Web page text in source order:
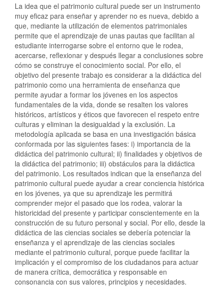
La idea que el patrimonio cultural puede ser un instrumento
muy eficaz para enseñar y aprender no es nueva, debido a
que, mediante la utilización de elementos patrimoniales
permite que el aprendizaje de unas pautas que facilitan al
estudiante interrogarse sobre el entorno que le rodea,
acercarse, reflexionar y después llegar a conclusiones sobre
cómo se construye el conocimiento social. Por ello, el
objetivo del presente trabajo es considerar a la didáctica del
patrimonio como una herramienta de enseñanza que
permite ayudar a formar los jóvenes en los aspectos
fundamentales de la vida, donde se resalten los valores
históricos, artísticos y éticos que favorecen el respeto entre
culturas y eliminan la desigualdad y la exclusión. La
metodología aplicada se basa en una investigación básica
conformada por las siguientes fases: i) importancia de la
didáctica del patrimonio cultural; ii) finalidades y objetivos de
la didáctica del patrimonio; iii) obstáculos para la didáctica
del patrimonio. Los resultados indican que la enseñanza del
patrimonio cultural puede ayudar a crear conciencia histórica
en los jóvenes, ya que su aprendizaje les permitirá
comprender mejor el pasado que los rodea, valorar la
historicidad del presente y participar conscientemente en la
construcción de su futuro personal y social. Por ello, desde la
didáctica de las ciencias sociales se debería potenciar la
enseñanza y el aprendizaje de las ciencias sociales
mediante el patrimonio cultural, porque puede facilitar la
implicación y el compromiso de los ciudadanos para actuar
de manera crítica, democrática y responsable en
consonancia con sus valores, principios y necesidades.